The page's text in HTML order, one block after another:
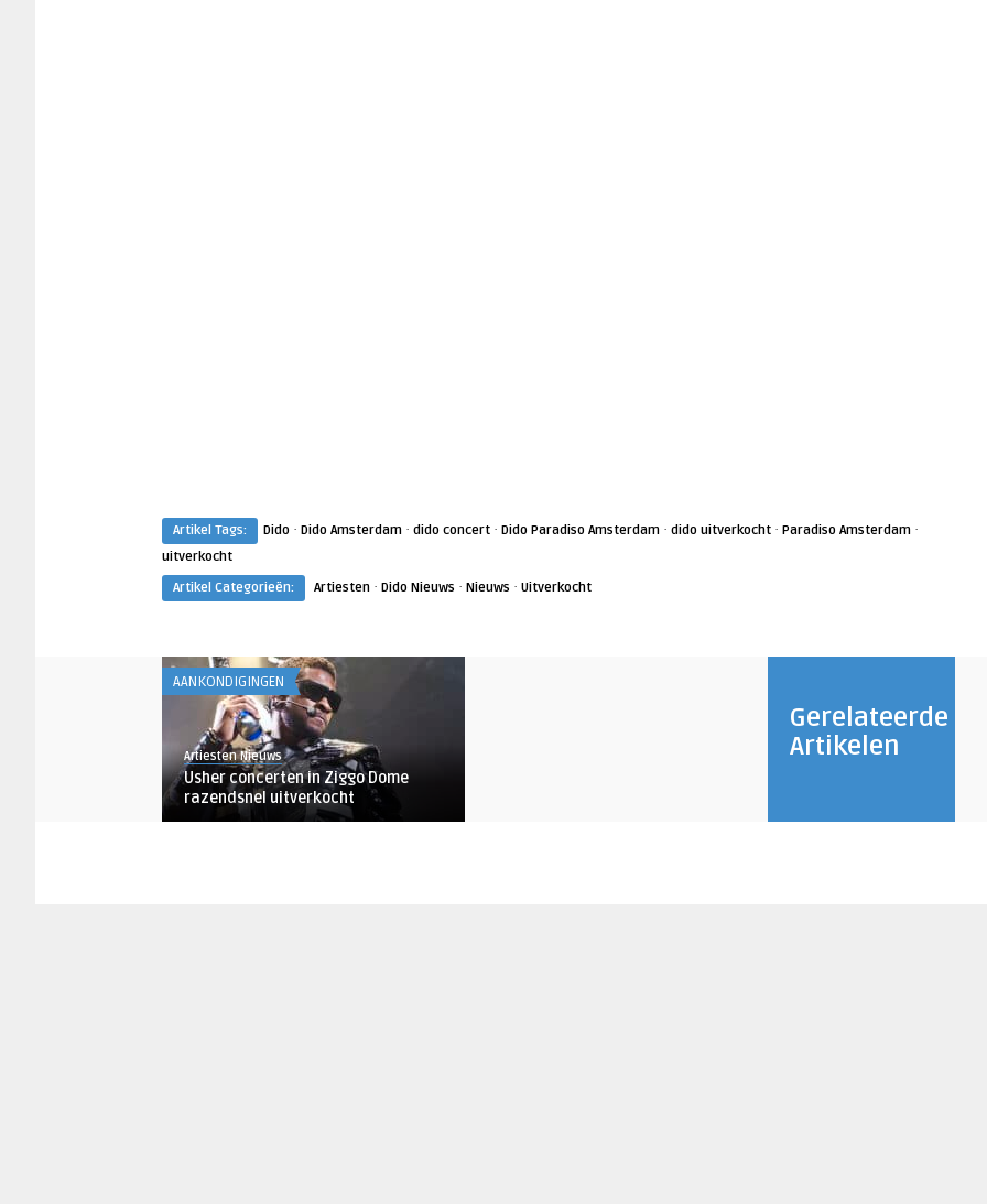
Artikel Tags: Dido · Dido Amsterdam · dido concert · Dido Paradiso Amsterdam · dido uitverkocht · Paradiso Amsterdam ·
uitverkocht
Artikel Categorieën:
Artiesten · Dido Nieuws · Nieuws · Uitverkocht
Gerelateerde
Artikelen
AANKONDIGINGEN
Artiesten Nieuws
Usher concerten in Ziggo Dome
razendsnel uitverkocht